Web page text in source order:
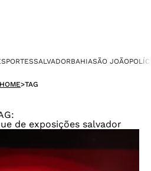
SALVADORBAHIASÃO JOÃO
HOME>TAG
de exposições salvador